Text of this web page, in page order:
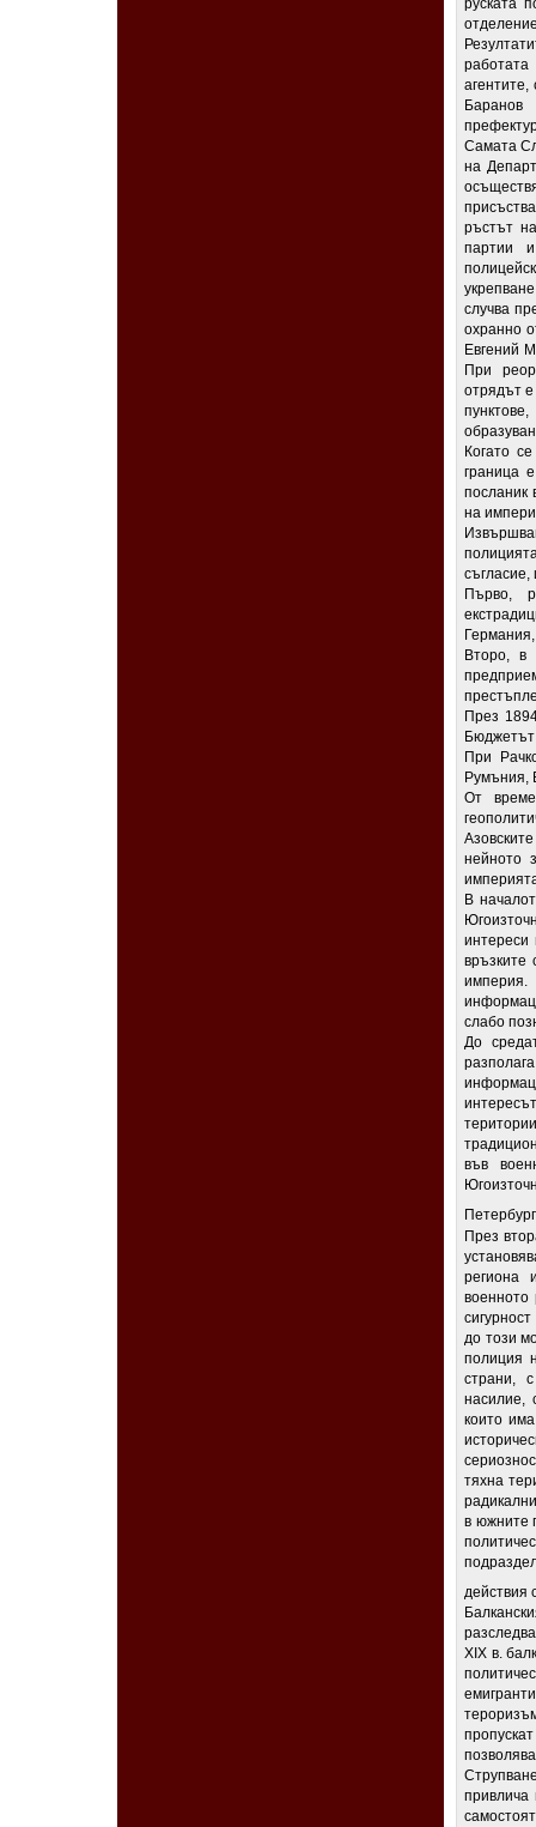
руската
Самата
на
ръстът
партии
случва
охранно
Евгений
При
отрядът
Когато
граница
посланик
на
Първо,
Второ, в
През
Бюджетът
При
Румъния,
От
нейното
В
интереси
връзките
слабо
До
във
През
региона
военното
до този
полиция
страни,
насилие,
които
тяхна
в южните
действия
XIX в.
привлича